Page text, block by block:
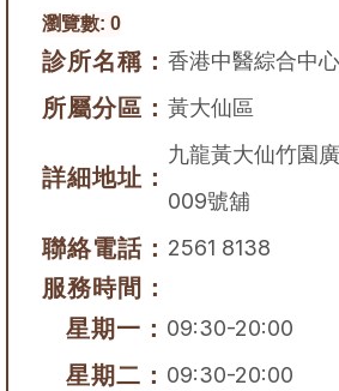
瀏覽數: 0
診所名稱： 香港中醫綜合中
所屬分區： 黃大仙區
詳細地址：
九龍黃大仙竹園
009號舖
聯絡電話： 2561 8138
服務時間：
星期一： 09:30-20:00
星期二： 09:30-20:00